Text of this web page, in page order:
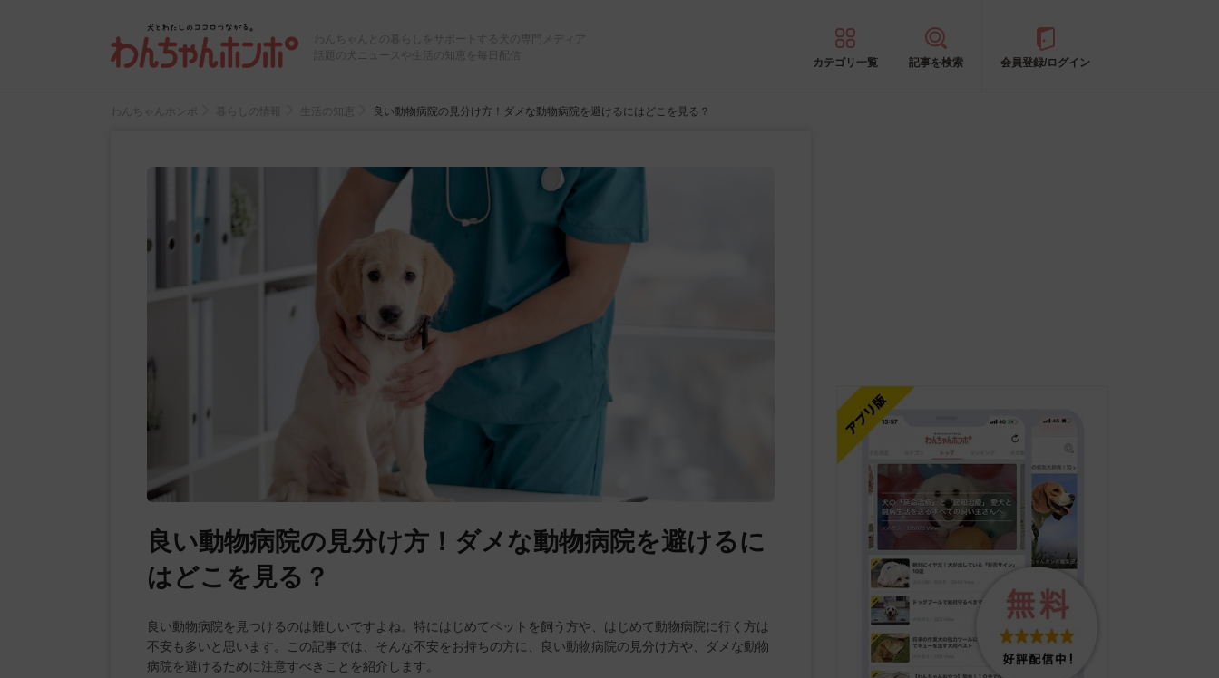
わんちゃんとの暮らしをサポートする犬の専門メディア
話題の犬ニュースや生活の知恵を毎日配信
カテゴリ一覧 記事を検索 会員登録/ログイン
わんちゃんホンポ 生活の知恵 良い動物病院の見分け方！ダメな動物病院を避けるにはどこを見る？
良い動物病院の見分け方！ダメな動物病院を避けるに
はどこを見る？
良い動物病院を見つけるのは難しいですよね。特にはじめてペットを飼う方や、はじめて動物病院に行く方は
不安も多いと思います。この記事では、そんな不安をお持ちの方に、良い動物病院の見分け方や、ダメな動物
病院を避けるために注意すべきことを紹介します。